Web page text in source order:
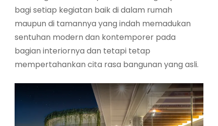
bagi setiap kegiatan baik di dalam rumah
maupun di tamannya yang indah memadukan
sentuhan modern dan kontemporer pada
bagian interiornya dan tetapi tetap
mempertahankan cita rasa bangunan yang asli.